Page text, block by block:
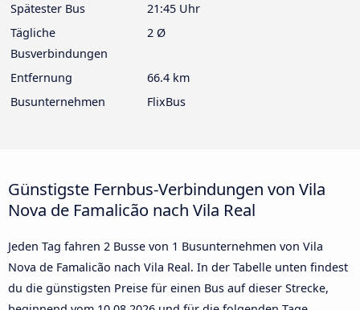
Spätester Bus
21:45 Uhr
Tägliche
Busverbindungen
2 Ø
Entfernung
66.4 km
Busunternehmen
FlixBus
Günstigste Fernbus-Verbindungen von Vila
Nova de Famalicão nach Vila Real
Jeden Tag fahren 2 Busse von 1 Busunternehmen von Vila
Nova de Famalicão nach Vila Real. In der Tabelle unten findest
du die günstigsten Preise für einen Bus auf dieser Strecke,